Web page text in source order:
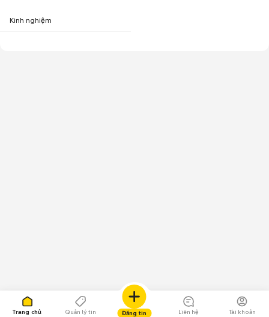
Trang chủ Quản lý tin Đăng tin Liên hệ Tài khoản
Kinh nghiệm